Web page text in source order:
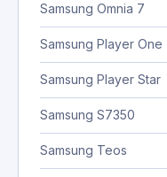
Samsung Omnia 7
Samsung Player One
Samsung Player Star
Samsung S7350
Samsung Teos